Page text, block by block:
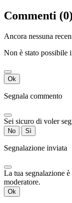
Commenti (0)
Ancora nessuna
Non è stato possibile
Ok
Segnala commento
Sei sicuro di voler
No Sì
Segnalazione inviata
La tua segnalazione è
moderatore.
Ok